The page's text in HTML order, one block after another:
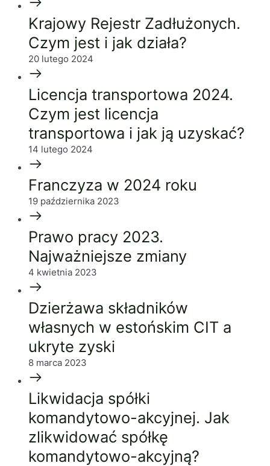
Krajowy Rejestr Zadłużonych.
Czym jest i jak działa?
20 lutego 2024
Licencja transportowa 2024.
Czym jest licencja
transportowa i jak ją uzyskać?
14 lutego 2024
Franczyza w 2024 roku
19 października 2023
Prawo pracy 2023.
Najważniejsze zmiany
4 kwietnia 2023
Dzierżawa składników
własnych w estońskim CIT a
ukryte zyski
8 marca 2023
Likwidacja spółki
komandytowo-akcyjnej. Jak
zlikwidować spółkę
komandytowo-akcyjną?